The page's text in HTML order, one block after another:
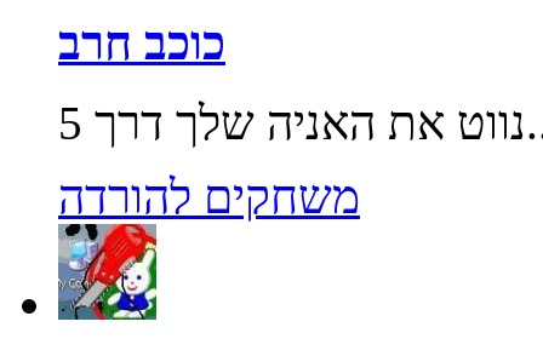
כוכב חרב
5...
משחקים להורדה